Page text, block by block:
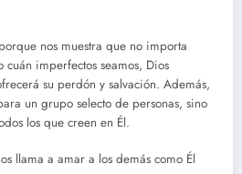
nos muestra que no importa
cuán imperfectos seamos, Dios
su perdón y salvación. Además,
un grupo selecto de personas, sino
los que creen en Él.
llama a amar a los demás como Él